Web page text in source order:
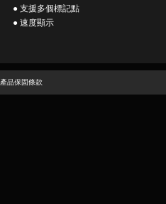
● 支援多個標記點
● 速度顯示
產品保固條款